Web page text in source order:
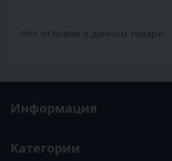
Нет отзывов о данном товаре.
Информация
Категории